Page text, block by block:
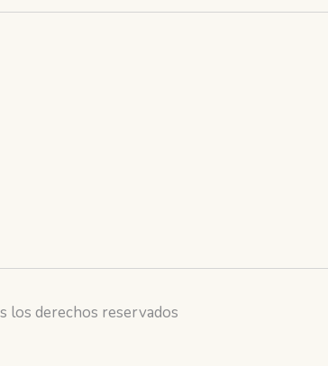
los derechos reservados